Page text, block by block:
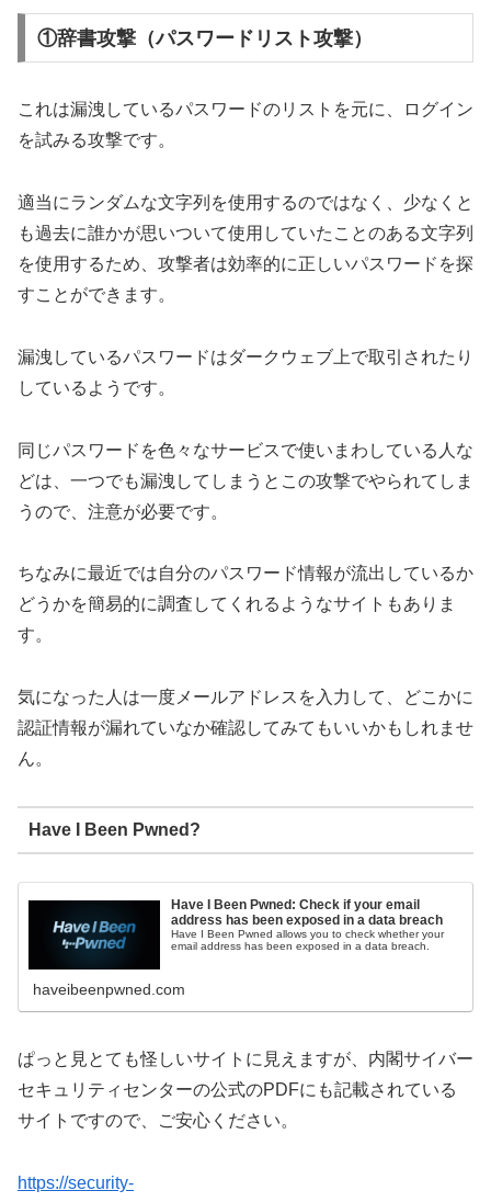
①辞書攻撃（パスワードリスト攻撃）
これは漏洩しているパスワードのリストを元に、ログイン
を試みる攻撃です。
適当にランダムな文字列を使用するのではなく、少なくと
も過去に誰かが思いついて使用していたことのある文字列
を使用するため、攻撃者は効率的に正しいパスワードを探
すことができます。
漏洩しているパスワードはダークウェブ上で取引されたり
しているようです。
同じパスワードを色々なサービスで使いまわしている人な
どは、一つでも漏洩してしまうとこの攻撃でやられてしま
うので、注意が必要です。
ちなみに最近では自分のパスワード情報が流出しているか
どうかを簡易的に調査してくれるようなサイトもありま
す。
気になった人は一度メールアドレスを入力して、どこかに
認証情報が漏れていなか確認してみてもいいかもしれませ
ん。
Have I Been Pwned?
Have I Been Pwned: Check if your email
address has been exposed in a data breach
Have I Been Pwned allows you to check whether your
email address has been exposed in a data breach.
haveibeenpwned.com
ぱっと見とても怪しいサイトに見えますが、内閣サイバー
セキュリティセンターの公式のPDFにも記載されている
サイトですので、ご安心ください。
https://security-